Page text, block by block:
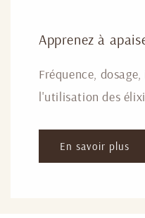
Apprenez à
Fréquence,
l'utilisation des
En savoir plus